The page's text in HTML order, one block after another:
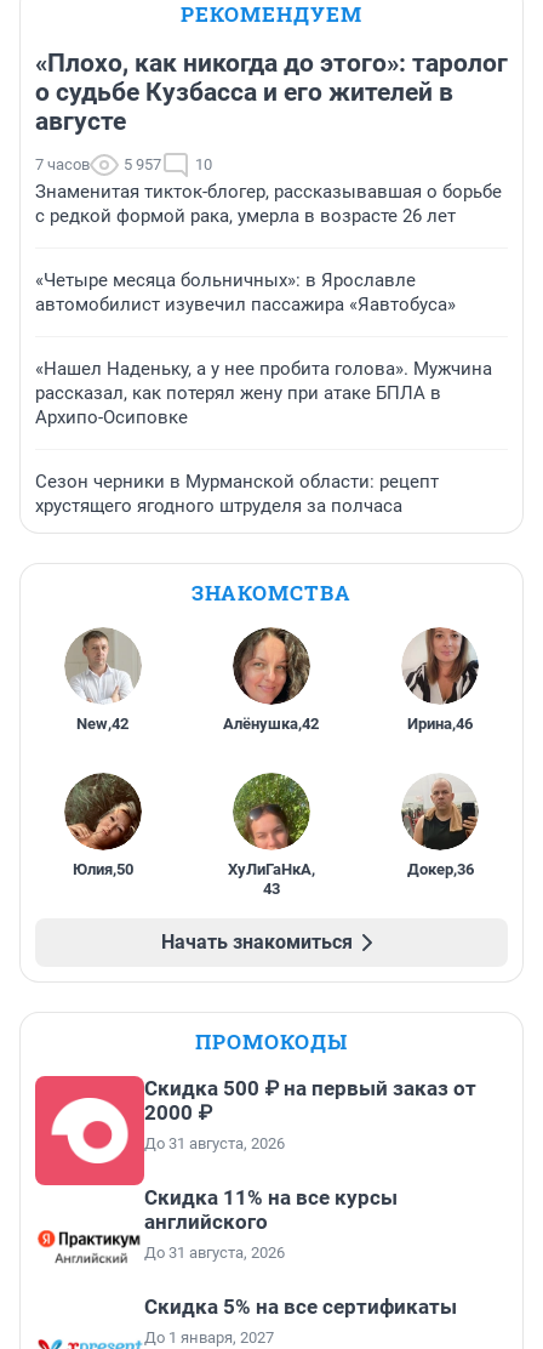
РЕКОМЕНДУЕМ
«Плохо, как никогда до этого»: таролог
о судьбе Кузбасса и его жителей в
августе
7 часов 5 957 10
Знаменитая тикток-блогер, рассказывавшая о борьбе
с редкой формой рака, умерла в возрасте 26 лет
«Четыре месяца больничных»: в Ярославле
автомобилист изувечил пассажира «Яавтобуса»
«Нашел Наденьку, а у нее пробита голова». Мужчина
рассказал, как потерял жену при атаке БПЛА в
Архипо-Осиповке
Сезон черники в Мурманской области: рецепт
хрустящего ягодного штруделя за полчаса
ЗНАКОМСТВА
New,42 Алёнушка,42 Ирина,46
Юлия,50 ХуЛиГаНкА,
43
Докер,36
Начать знакомиться
ПРОМОКОДЫ
Скидка 500 ₽ на первый заказ от
2000 ₽
До 31 августа, 2026
Скидка 11% на все курсы
английского
До 31 августа, 2026
Скидка 5% на все сертификаты
До 1 января, 2027